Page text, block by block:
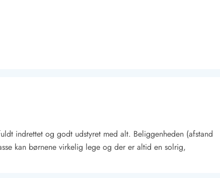
indrettet og godt udstyret med alt. Beliggenheden (afstand
kan børnene virkelig lege og der er altid en solrig,